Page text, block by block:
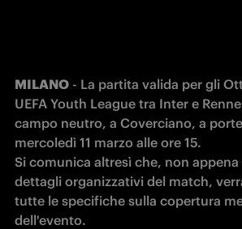
MILANO - La partita valida per gli
UEFA Youth League tra Inter e
campo neutro, a Coverciano, a
mercoledì 11 marzo alle ore 15.
Si comunica altresì che, non
dettagli organizzativi del match,
tutte le specifiche sulla copertura
dell'evento.